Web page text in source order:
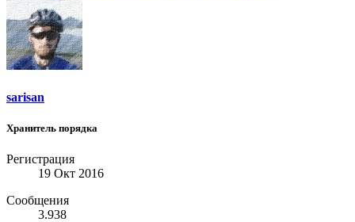
sarisan
Хранитель порядка
Регистрация
19 Окт 2016
Сообщения
3.938